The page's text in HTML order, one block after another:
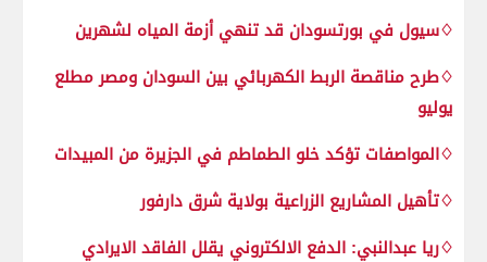
♢سيول في بورتسودان قد تنهي أزمة المياه لشهرين
♢طرح مناقصة الربط الكهربائي بين السودان ومصر مطلع
يوليو
♢المواصفات تؤكد خلو الطماطم في الجزيرة من المبيدات
♢تأهيل المشاريع الزراعية بولاية شرق دارفور
♢ريا عبدالنبي: الدفع الالكتروني يقلل الفاقد الايرادي